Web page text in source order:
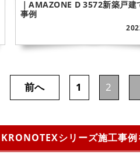
｜AMAZONE D 3572新築戸建
事例
前へ 1 2
KRONOTEXシリーズ施工事例